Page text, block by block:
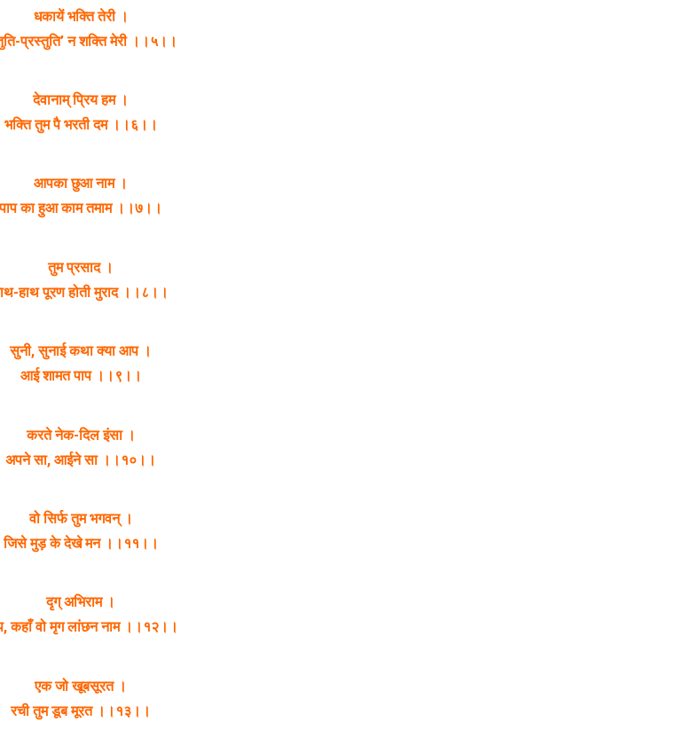
धकायें भक्ति तेरी ।
प्रस्तुति’ न शक्ति मेरी ।।५।।
देवानाम् प्रिय हम ।
भक्ति तुम पै भरती दम ।।६।।
आपका छुआ नाम ।
पाप का हुआ काम तमाम ।।७।।
तुम प्रसाद ।
हाथ पूरण होती मुराद ।।८।।
सुनी, सुनाई कथा क्या आप ।
आई शामत पाप ।।९।।
करते नेक-दिल इंसा ।
अपने सा, आईने सा ।।१०।।
वो सिर्फ तुम भगवन् ।
जिसे मुड़ के देखे मन ।।११।।
दृग् अभिराम ।
कहाँ वो मृग लांछन नाम ।।१२।।
एक जो खूबसूरत ।
रची तुम डूब मूरत ।।१३।।